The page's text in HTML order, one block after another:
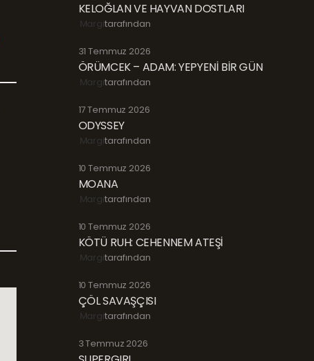
KELOĞLAN VE HAYVAN DOSTLARI
Margitarafından
31 Temmuz 2026
ÖRÜMCEK – ADAM: YEPYENİ BİR GÜN
Margitarafından
17 Temmuz 2026
ODYSSEY
Margitarafından
10 Temmuz 2026
MOANA
Margitarafından
10 Temmuz 2026
KÖTÜ RUH: CEHENNEM ATEŞİ
Margitarafından
10 Temmuz 2026
ÇÖL SAVAŞÇISI
Margitarafından
3 Temmuz 2026